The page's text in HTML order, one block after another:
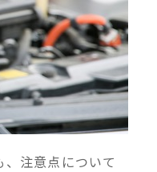
注意点について